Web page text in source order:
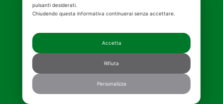
info@italchile.it
MENU
Home
Mosqueta’s
pulsanti desiderati.
Chiudendo questa informativa continuerai senza accettare.
Accetta
Rifiuta
Personalizza